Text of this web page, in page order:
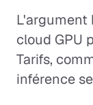
L'argument
cloud GPU
Tarifs,
inférence